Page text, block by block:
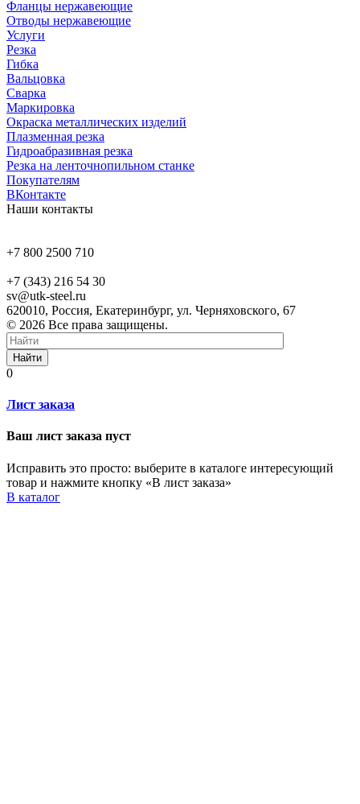
Фланцы нержавеющие
Отводы нержавеющие
Услуги
Резка
Гибка
Вальцовка
Сварка
Маркировка
Окраска металлических изделий
Плазменная резка
Гидроабразивная резка
Резка на ленточнопильном станке
Покупателям
ВКонтакте
Наши контакты
+7 800 2500 710
+7 (343) 216 54 30
sv@utk-steel.ru
620010, Россия, Екатеринбург, ул. Черняховского, 67
© 2026 Все права защищены.
Найти
0
Лист заказа
Ваш лист заказа пуст
Исправить это просто: выберите в каталоге интересующий
товар и нажмите кнопку «В лист заказа»
В каталог